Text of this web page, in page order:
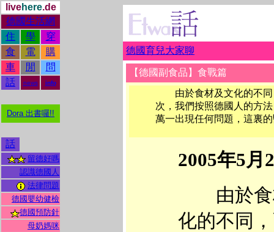
livehere.de
德國生活網
住
學
穿
食
電
購
車
閒
問
話
news info
Dora 出書囉!!
話
留德好嗎
認識德國人
法律問題
德國嬰幼健檢
德國預防針
母奶媽咪
德國育兒大家聊
【德國副食品】食戰篇
由於食材及文化的不同
次，我們按照德國人的方
萬一出現任何問題，這裏
2005年5月
由於食
化的不同